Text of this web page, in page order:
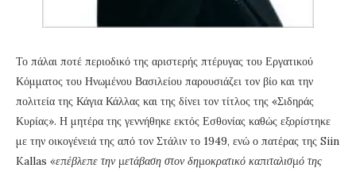
Το πάλαι ποτέ περιοδικό της αριστερής πτέρυγας του Εργατικού
Κόμματος του Ηνωμένου Βασιλείου παρουσιάζει τον βίο και την
πολιτεία της Κάγια Κάλλας και της δίνει τον τίτλος της «Σιδηράς
Κυρίας». Η μητέρα της γεννήθηκε εκτός Εσθονίας καθώς εξορίστηκε
με την οικογένειά της από τον Στάλιν το 1949, ενώ ο πατέρας της Siin
Kallas «επέβλεπε την μετάβαση στον δημοκρατικό καπιταλισμό της